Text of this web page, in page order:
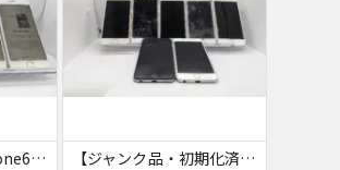
【ジャンク品】iPhone6s ４台セット
【ジャンク品・初期化済・SIMロック解除済】iPhone6 7台セット